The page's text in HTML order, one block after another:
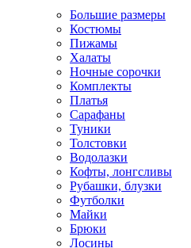
Большие размеры
Костюмы
Пижамы
Халаты
Ночные сорочки
Комплекты
Платья
Сарафаны
Туники
Толстовки
Водолазки
Кофты, лонгсливы
Рубашки, блузки
Футболки
Майки
Брюки
Лосины